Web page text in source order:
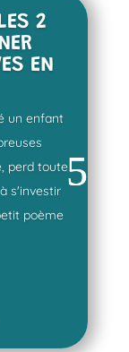
2
EN
un enfant
perd toute
s'investir
poème